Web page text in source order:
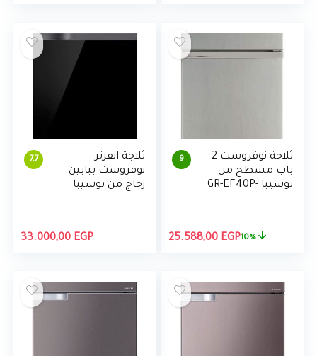
21.449,00 EGP.
9
ثلاجة نوفروست 2
باب مسطح من
توشيبا GR-EF40P-
السعر
28.540,00 EGP.
25.588,00 EGP
السعر
25.588,00 EGP.
10%
7.7
ثلاجة انفرتر
نوفروست ببابين
زجاج من توشيبا
33.000,00 EGP